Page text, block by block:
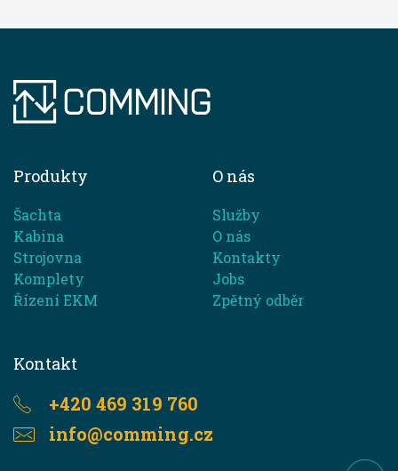
Produkty
Šachta
Kabina
Strojovna
Komplety
Řízení EKM
O nás
Služby
O nás
Kontakty
Jobs
Zpětný odběr
Kontakt
+420 469 319 760
info@comming.cz